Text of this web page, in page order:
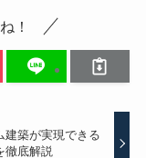
！
建築が実現できる
徹底解説